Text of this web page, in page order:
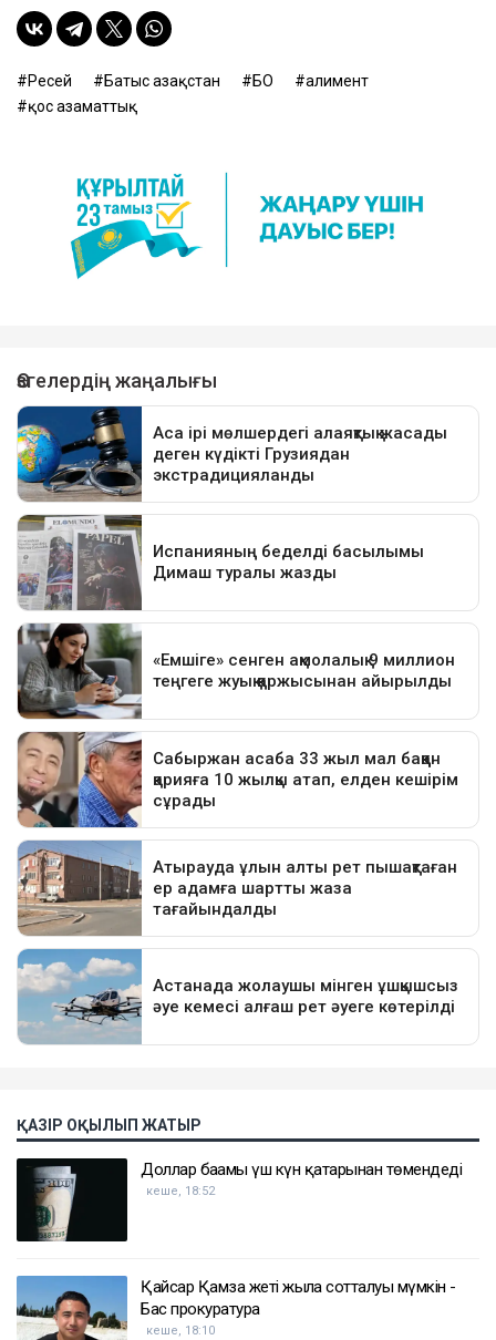
Ресей Батыс Қазақстан БҚО
алимент
қос азаматтық
ҚАЗІР ОҚЫЛЫП ЖАТЫР
Доллар бағамы үш күн қатарынан төмендеді
кеше, 18:52
Қайсар Қамза жеті жылға сотталуы мүмкін -
Бас прокуратура
кеше, 18:10